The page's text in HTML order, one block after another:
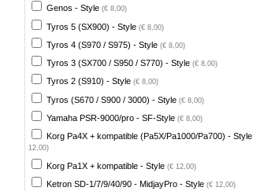
Genos - Style (€ 8,00)
Tyros 5 (SX900) - Style (€ 8,00)
Tyros 4 (S970 / S975) - Style (€ 8,00)
Tyros 3 (SX700 / S950 / S770) - Style (€ 8,00)
Tyros 2 (S910) - Style (€ 8,00)
Tyros (S670 / S900 / 3000) - Style (€ 8,00)
Yamaha PSR-9000/pro - SF-Style (€ 8,00)
Korg Pa4X + kompatible (Pa5X/Pa1000/Pa700) - Style
12,00)
Korg Pa1X + kompatible - Style (€ 12,00)
Ketron SD-1/7/9/40/90 - MidjayPro - Style (€ 12,00)